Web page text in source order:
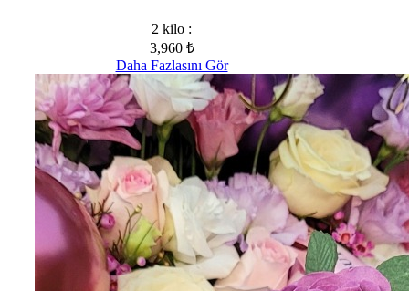
2 kilo :
3,960 ₺
Daha Fazlasını Gör